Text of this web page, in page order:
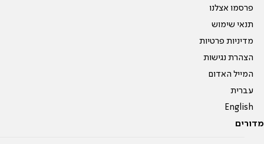
פרסמו אצלנו
תנאי שימוש
מדיניות פרטיות
הצהרת נגישות
המייל האדום
עברית
English
מדורים